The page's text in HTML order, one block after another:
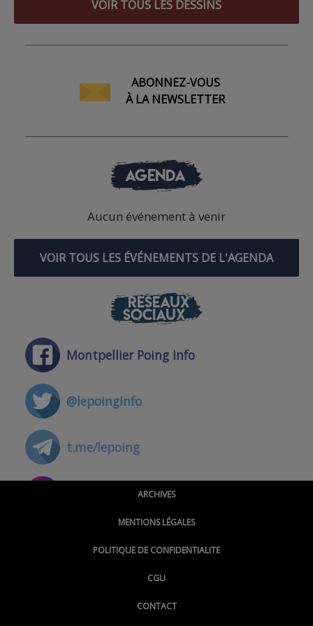
VOIR TOUS LES DESSINS
ABONNEZ-VOUS
À LA NEWSLETTER
AGENDA
Aucun événement à venir
VOIR TOUS LES ÉVÉNEMENTS DE L'AGENDA
RÉSEAUX
SOCIAUX
Montpellier Poing Info
@lepoinginfo
t.me/lepoing
@montpellierpoinginfo
@LePoingMontpellier
ARCHIVES
MENTIONS LÉGALES
POLITIQUE DE CONFIDENTIALITE
CGU
CONTACT